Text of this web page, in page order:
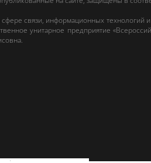
связи, информационных
унитарное предприятие
.